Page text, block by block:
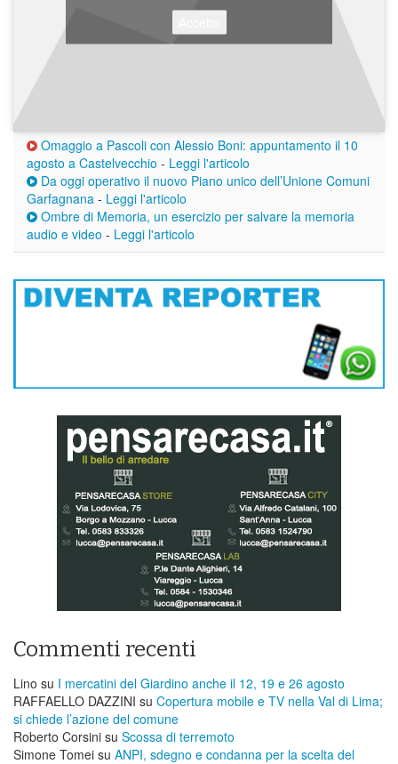
Omaggio a Pascoli con Alessio Boni: appuntamento il 10
agosto a Castelvecchio - Leggi l'articolo
Da oggi operativo il nuovo Piano unico dell’Unione Comuni
Garfagnana - Leggi l'articolo
Ombre di Memoria, un esercizio per salvare la memoria
audio e video - Leggi l'articolo
Commenti recenti
Lino su I mercatini del Giardino anche il 12, 19 e 26 agosto
RAFFAELLO DAZZINI su ​Copertura mobile e TV nella Val di Lima;
si chiede l’azione del comune
Roberto Corsini su Scossa di terremoto
Simone Tomei su ANPI, sdegno e condanna per la scelta del